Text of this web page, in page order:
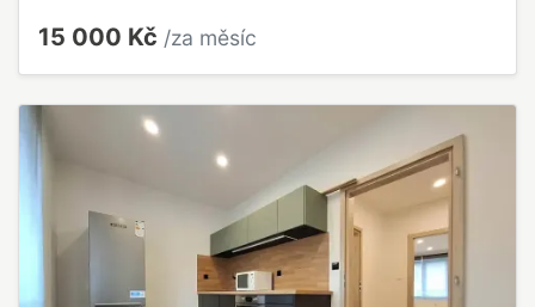
15 000 Kč /za měsíc